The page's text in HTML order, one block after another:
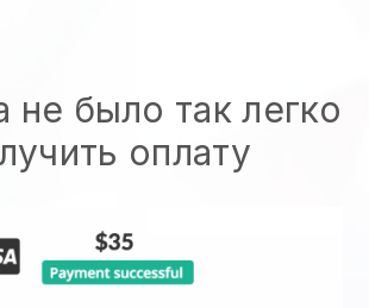
не было так легко
оплату